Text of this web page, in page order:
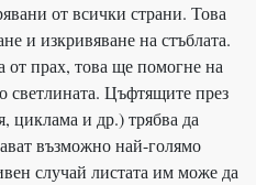
от всички страни. Това
и изкривяване на стъблата.
от прах, това ще помогне на
светлината. Цъфтящите през
циклама и др.) трябва да
възможно най-голямо
случай листата им може да